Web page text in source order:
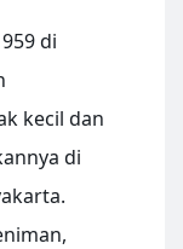
di
kecil dan
di